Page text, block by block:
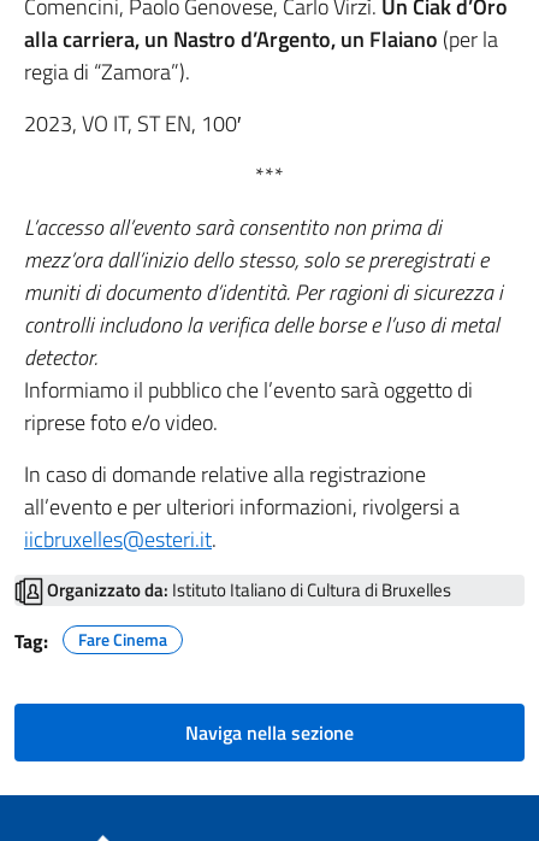
Comencini, Paolo Genovese, Carlo Virzì. Un Ciak d’Oro
alla carriera, un Nastro d’Argento, un Flaiano (per la
regia di “Zamora”).
2023, VO IT, ST EN, 100′
***
L’accesso all’evento sarà consentito non prima di
mezz’ora dall’inizio dello stesso, solo se preregistrati e
muniti di documento d’identità.Per ragioni di sicurezza i
controlli includono la verifica delle borse e l’uso di metal
detector.
Informiamo il pubblico che l’evento sarà oggetto di
riprese foto e/o video.
In caso di domande relative alla registrazione
all’evento e per ulteriori informazioni, rivolgersi a
iicbruxelles@esteri.it.
Organizzato da: Istituto Italiano di Cultura di Bruxelles
Tag: Fare Cinema
Naviga nella sezione